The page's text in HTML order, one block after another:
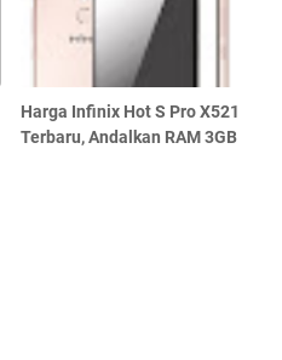
Harga Infinix Hot S Pro X521
Terbaru, Andalkan RAM 3GB